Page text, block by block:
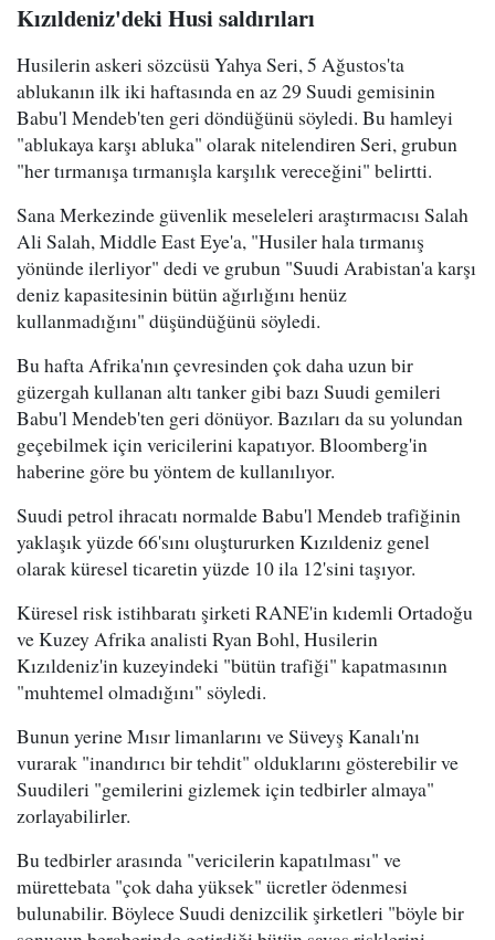
Kızıldeniz'deki Husi saldırıları
Husilerin askeri sözcüsü Yahya Seri, 5 Ağustos'ta
ablukanın ilk iki haftasında en az 29 Suudi gemisinin
Babu'l Mendeb'ten geri döndüğünü söyledi. Bu hamleyi
"ablukaya karşı abluka" olarak nitelendiren Seri, grubun
"her tırmanışa tırmanışla karşılık vereceğini" belirtti.
Sana Merkezinde güvenlik meseleleri araştırmacısı Salah
Ali Salah, Middle East Eye'a, "Husiler hala tırmanış
yönünde ilerliyor" dedi ve grubun "Suudi Arabistan'a karşı
deniz kapasitesinin bütün ağırlığını henüz
kullanmadığını" düşündüğünü söyledi.
Bu hafta Afrika'nın çevresinden çok daha uzun bir
güzergah kullanan altı tanker gibi bazı Suudi gemileri
Babu'l Mendeb'ten geri dönüyor. Bazıları da su yolundan
geçebilmek için vericilerini kapatıyor. Bloomberg'in
haberine göre bu yöntem de kullanılıyor.
Suudi petrol ihracatı normalde Babu'l Mendeb trafiğinin
yaklaşık yüzde 66'sını oluştururken Kızıldeniz genel
olarak küresel ticaretin yüzde 10 ila 12'sini taşıyor.
Küresel risk istihbaratı şirketi RANE'in kıdemli Ortadoğu
ve Kuzey Afrika analisti Ryan Bohl, Husilerin
Kızıldeniz'in kuzeyindeki "bütün trafiği" kapatmasının
"muhtemel olmadığını" söyledi.
Bunun yerine Mısır limanlarını ve Süveyş Kanalı'nı
vurarak "inandırıcı bir tehdit" olduklarını gösterebilir ve
Suudileri "gemilerini gizlemek için tedbirler almaya"
zorlayabilirler.
Bu tedbirler arasında "vericilerin kapatılması" ve
mürettebata "çok daha yüksek" ücretler ödenmesi
bulunabilir. Böylece Suudi denizcilik şirketleri "böyle bir